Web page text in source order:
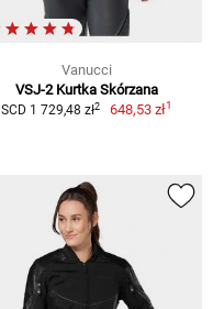
Vanucci
VSJ-2 Kurtka Skórzana
SCD 1 729,48 zł2 648,53 zł1